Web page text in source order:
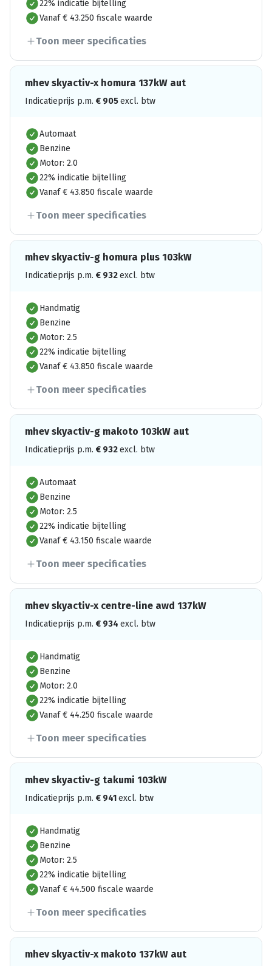
22% indicatie bijtelling
Vanaf € 43.250 fiscale waarde
Toon meer specificaties
mhev skyactiv-x homura 137kW aut
Indicatieprijs p.m. € 905excl. btw
Automaat
Benzine
Motor: 2.0
22% indicatie bijtelling
Vanaf € 43.850 fiscale waarde
Toon meer specificaties
mhev skyactiv-g homura plus 103kW
Indicatieprijs p.m. € 932excl. btw
Handmatig
Benzine
Motor: 2.5
22% indicatie bijtelling
Vanaf € 43.850 fiscale waarde
Toon meer specificaties
mhev skyactiv-g makoto 103kW aut
Indicatieprijs p.m. € 932excl. btw
Automaat
Benzine
Motor: 2.5
22% indicatie bijtelling
Vanaf € 43.150 fiscale waarde
Toon meer specificaties
mhev skyactiv-x centre-line awd 137kW
Indicatieprijs p.m. € 934 excl. btw
Handmatig
Benzine
Motor: 2.0
22% indicatie bijtelling
Vanaf € 44.250 fiscale waarde
Toon meer specificaties
mhev skyactiv-g takumi 103kW
Indicatieprijs p.m. € 941excl. btw
Handmatig
Benzine
Motor: 2.5
22% indicatie bijtelling
Vanaf € 44.500 fiscale waarde
Toon meer specificaties
mhev skyactiv-x makoto 137kW aut